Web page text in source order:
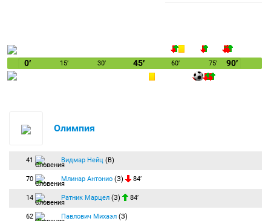
0′ 15′ 30′ 45′ 60′ 75′ 90′
Олимпия
41 Видмар Нейц (В)
70 Млинар Антонио (З) 84′
14 Ратник Марцел (З) 84′
62 Павлович Михаэл (З)